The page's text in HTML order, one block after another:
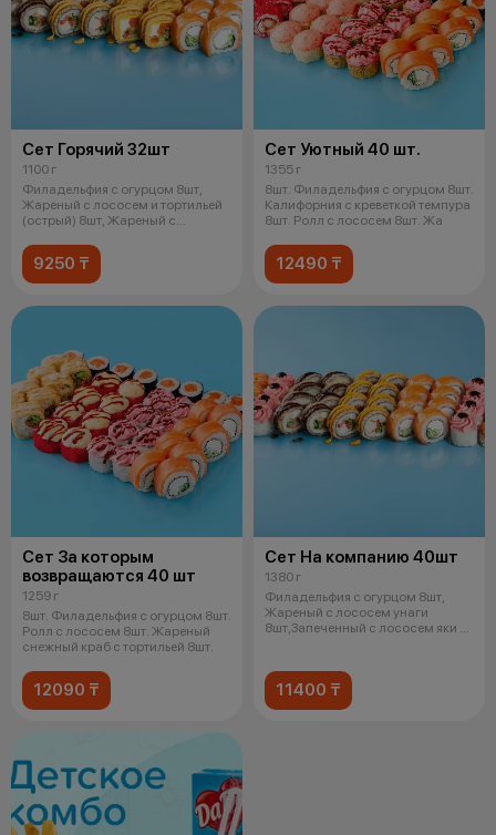
Сет Горячий 32шт
1100 г
Филадельфия с огурцом 8шт,
Жареный с лососем и тортильей
(острый) 8шт, Жареный с
9250 ₸
Сет Уютный 40 шт.
1355 г
8шт. Филадельфия с огурцом 8шт.
Калифорния с креветкой темпура
8шт. Ролл с лососем 8шт. Жа
12490 ₸
Сет За которым
возвращаются 40 шт
1259 г
8шт. Филадельфия с огурцом 8шт.
Ролл с лососем 8шт. Жареный
снежный краб с тортильей 8шт.
12090 ₸
Сет На компанию 40шт
1380 г
Филадельфия с огурцом 8шт,
Жареный с лососем унаги
8шт,Запеченный с лососем яки и
11400 ₸